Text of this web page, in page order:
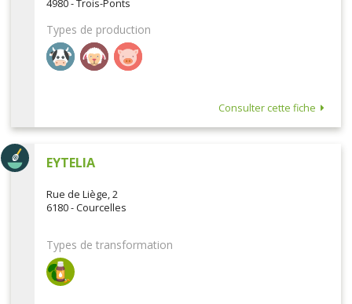
4980 - Trois-Ponts
Types de production
Consulter cette fiche
EYTELIA
Rue de Liège, 2
6180 - Courcelles
Types de transformation